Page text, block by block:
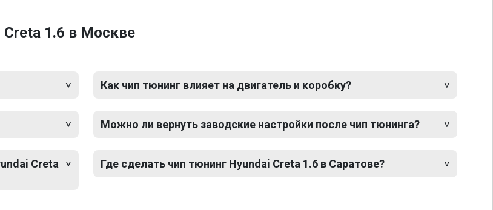
1.6 в Москве
Creta
Как чип тюнинг влияет на двигатель и коробку?
Можно ли вернуть заводские настройки после чип тюнинга?
Где сделать чип тюнинг Hyundai Creta 1.6 в Саратове?